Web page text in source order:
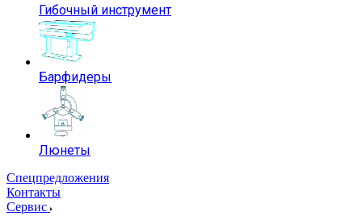
Гибочный инструмент
Барфидеры
Люнеты
Спецпредложения
Контакты
Сервис